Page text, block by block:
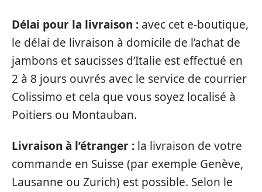
Délai pour la livraison : avec cet e-boutique,
le délai de livraison à domicile de l’achat de
jambons et saucisses d’Italie est effectué en
2 à 8 jours ouvrés avec le service de courrier
Colissimo et cela que vous soyez localisé à
Poitiers ou Montauban.
Livraison à l’étranger : la livraison de votre
commande en Suisse (par exemple Genève,
Lausanne ou Zurich) est possible. Selon le